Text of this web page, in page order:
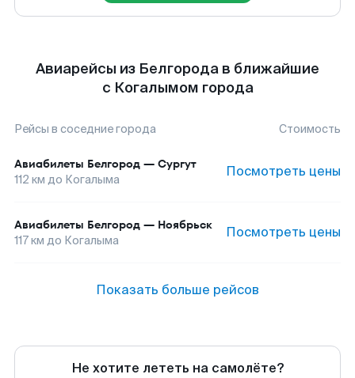
Авиарейсы из Белгорода в ближайшие
с Когалымом города
Рейсы в соседние города Стоимость
Авиабилеты Белгород — Сургут
112 км до Когалыма Посмотреть цены
Авиабилеты Белгород — Ноябрьск
117км до Когалыма Посмотреть цены
Показать больше рейсов
Не хотите лететь на самолёте?